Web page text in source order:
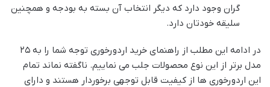
گران وجود دارد که دیگر انتخاب آن بسته به بودجه و همچنین
سلیقه خودتان دارد.
در ادامه این مطلب از راهنمای خرید اردورخوری توجه شما را به ۲۵
مدل برتر از این نوع محصولات جلب می نماییم. ناگفته نماند تمام
این اردورخوری ها از کیفیت قابل توجهی برخوردار هستند و دارای